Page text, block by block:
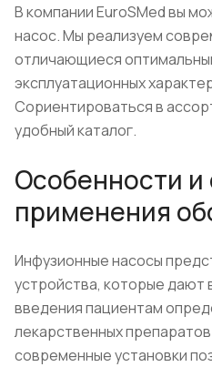
В компании EuroSMed вы
насос. Мы реализуем
отличающиеся
эксплуатационных
Сориентироваться в
удобный каталог.
Особенности и
применения
Инфузионные насосы
устройства, которые дают
введения пациентам
лекарственных
современные установки